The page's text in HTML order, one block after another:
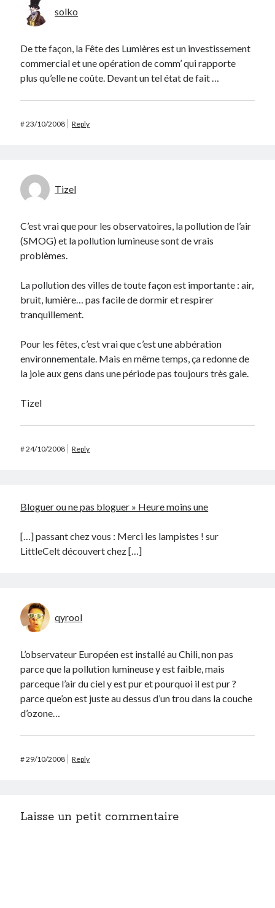
solko
De tte façon, la Fête des Lumières est un investissement
commercial et une opération de comm’ qui rapporte
plus qu’elle ne coûte. Devant un tel état de fait …
#23/10/2008 Reply
Tizel
C’est vrai que pour les observatoires, la pollution de l’air
(SMOG) et la pollution lumineuse sont de vrais
problèmes.
La pollution des villes de toute façon est importante : air,
bruit, lumière… pas facile de dormir et respirer
tranquillement.
Pour les fêtes, c’est vrai que c’est une abbération
environnementale. Mais en même temps, ça redonne de
la joie aux gens dans une période pas toujours très gaie.
Tizel
#24/10/2008 Reply
Bloguer ou ne pas bloguer » Heure moins une
[…] passant chez vous : Merci les lampistes ! sur
LittleCelt découvert chez […]
qyrool
L’observateur Européen est installé au Chili, non pas
parce que la pollution lumineuse y est faible, mais
parceque l’air du ciel y est pur et pourquoi il est pur ?
parce que’on est juste au dessus d’un trou dans la couche
d’ozone…
#29/10/2008 Reply
Laisse un petit commentaire